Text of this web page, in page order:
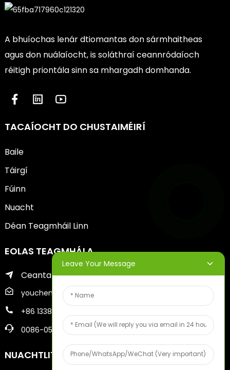
A bhuíochas lenár dtiomantas don sármhaitheas
agus don nuálaíocht, is soláthraí ceannródaíoch
réitigh priontála sinn sa mhargadh domhanda.
TACAÍOCHT DO CHUSTAIMÉIRÍ
Baile
Táirgí
Fúinn
Nuacht
Déan Teagmháil Linn
EOLAS TEAGMHÁLA
Ceantar Zhifu de Chathair Yantai
youcheng@ytscreenprinter.com
+86 13386383930
0086-05356730996
NUACHTLITREACHA
Leave Your Message